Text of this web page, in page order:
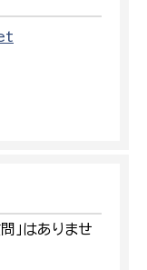
」はありませ